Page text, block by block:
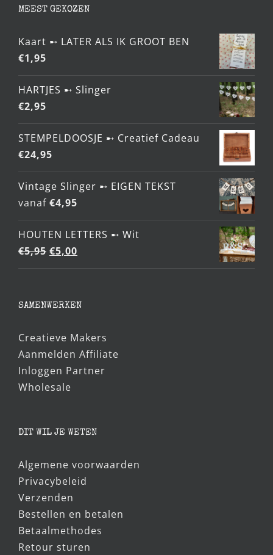
MEEST GEKOZEN
Kaart ➸ LATER ALS IK GROOT BEN
€1,95
HARTJES ➸ Slinger
€2,95
STEMPELDOOSJE ➸ Creatief Cadeau
€24,95
Vintage Slinger ➸ EIGEN TEKST
vanaf €4,95
HOUTEN LETTERS ➸ Wit
€5,95 Oorspronkelijke
prijs
€5,95.
€5,00
prijs
€5,00.
SAMENWERKEN
Creatieve Makers
Aanmelden Affiliate
Inloggen Partner
Wholesale
DIT WIL JE WETEN
Algemene voorwaarden
Privacybeleid
Verzenden
Bestellen en betalen
Betaalmethodes
Retour sturen